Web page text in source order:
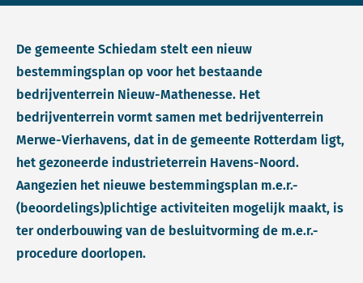
De gemeente Schiedam stelt een nieuw
bestemmingsplan op voor het bestaande
bedrijventerrein Nieuw-Mathenesse. Het
bedrijventerrein vormt samen met bedrijventerrein
Merwe-Vierhavens, dat in de gemeente Rotterdam ligt,
het gezoneerde industrieterrein Havens-Noord.
Aangezien het nieuwe bestemmingsplan m.e.r.-
(beoordelings)plichtige activiteiten mogelijk maakt, is
ter onderbouwing van de besluitvorming de m.e.r.-
procedure doorlopen.